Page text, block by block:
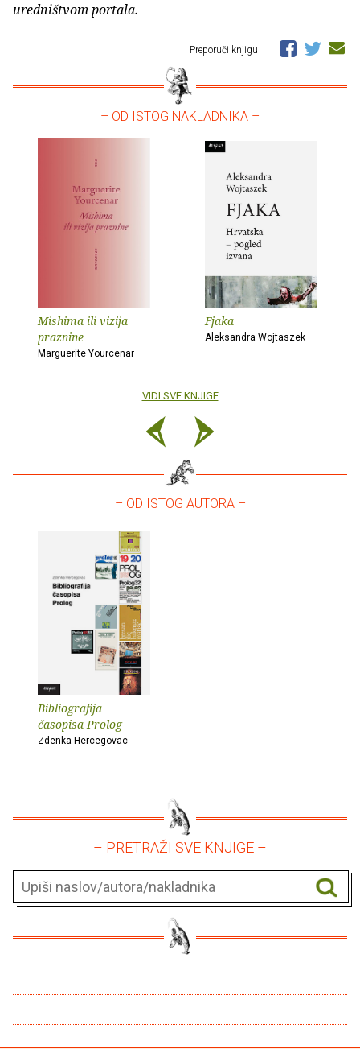
uredništvom portala.
Preporuči knjigu
– OD ISTOG NAKLADNIKA –
Mishima ili vizija
praznine
Marguerite Yourcenar
Fjaka
Aleksandra Wojtaszek
VIDI SVE KNJIGE
– OD ISTOG AUTORA –
Bibliografija
časopisa Prolog
Zdenka Hercegovac
– PRETRAŽI SVE KNJIGE –